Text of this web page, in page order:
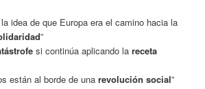
idea de que Europa era el camino hacia la
”
si continúa aplicando lareceta
están al borde de unarevolución social”